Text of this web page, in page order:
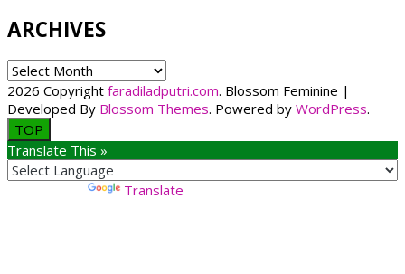
ARCHIVES
ARCHIVES
2026 Copyright faradiladputri.com. Blossom Feminine |
Developed By Blossom Themes. Powered by WordPress.
TOP
Translate This »
Translate